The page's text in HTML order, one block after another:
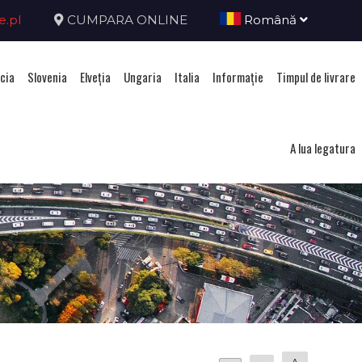
CUMPARA ONLINE Română
Slovenia Elveţia Ungaria Italia Informație Timpul de livrare
A lua legatura